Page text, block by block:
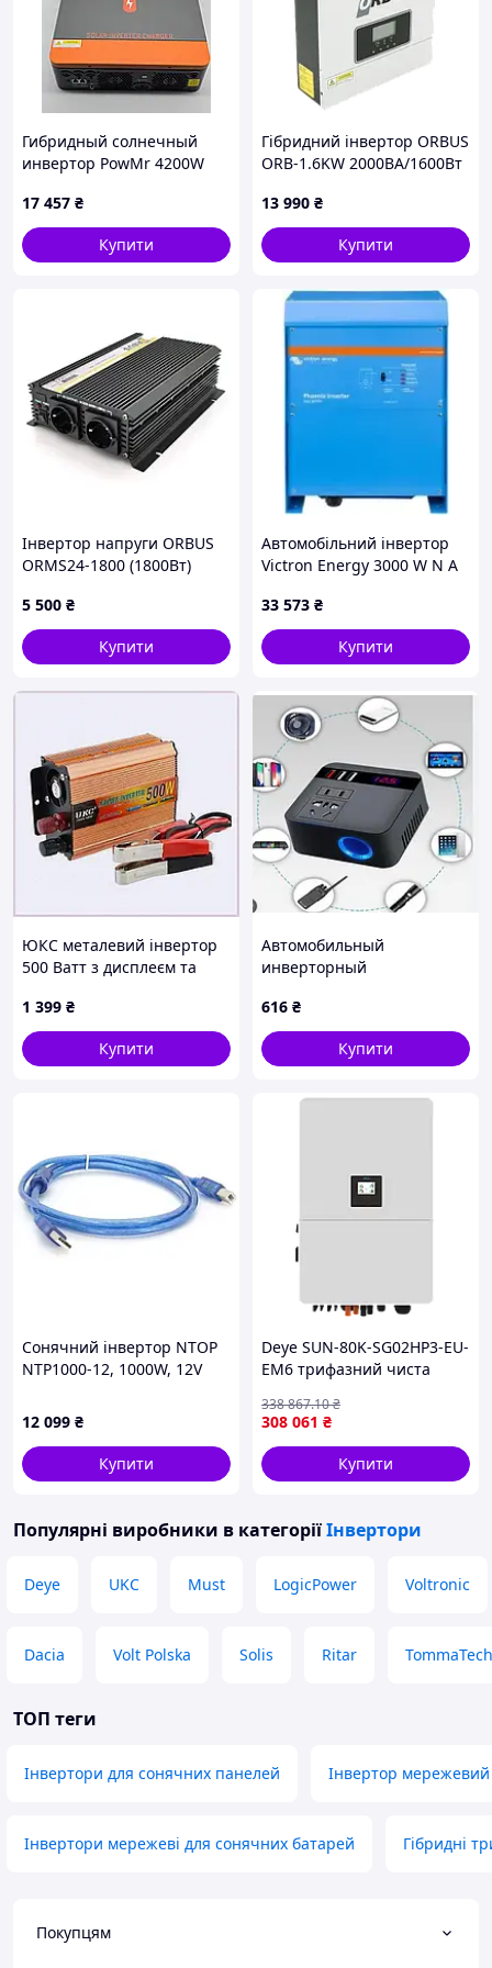
Гибридный солнечный
инвертор PowMr 4200W
17 457 ₴
Купити
Гібридний інвертор ORBUS
ORB-1.6KW 2000ВА/1600Вт
13 990 ₴
Купити
Інвертор напруги ORBUS
ORMS24-1800 (1800Вт)
5 500 ₴
Купити
Автомобільний інвертор
Victron Energy 3000 W N A
33 573 ₴
Купити
ЮКС металевий інвертор
500 Ватт з дисплеєм та
1 399 ₴
Купити
Автомобильный
инверторный
адаптер прикуривателя +
зарядное устройство для
телефона (есть
616 ₴
Купити
Сонячний інвертор NTOP
NTP1000-12, 1000W, 12V
12 099 ₴
Купити
Deye SUN-80K-SG02HP3-EU-
EM6 трифазний чиста
308 061 ₴
338 867.10₴
Купити
Популярні виробники в категоріїІнвертори
Deye UKC Must LogicPower Voltronic
Dacia Volt Polska Solis Ritar TommaTech
ТОП теги
Інвертори для сонячних панелей Інвертор
Інвертори мережеві для сонячних батарей Гібридні
Покупцям